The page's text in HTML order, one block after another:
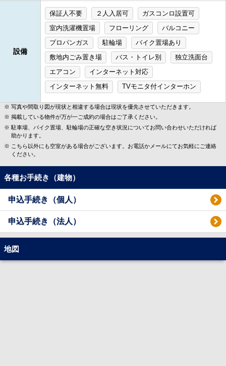
設備
保証人不要 ２人入居可
ガスコンロ設置可
室内洗濯機置場
フローリング
バルコニー
プロパンガス
駐輪場
バイク置場あり
敷地内ごみ置き場
バス・トイレ別
独立洗面台
エアコン
インターネット対応
インターネット無料
TVモニタ付インターホン
写真や間取り図が現状と相違する場合は現状を優先させていただきます。
掲載している物件が万が一ご成約の場合はご了承ください。
駐車場、バイク置場、駐輪場の正確な空き状況についてお問い合わせいただければ
助かります。
こちら以外にも空室がある場合がございます。お電話かメールにてお気軽にご連絡
ください。
各種お手続き（建物）
申込手続き（個人）
申込手続き（法人）
地図